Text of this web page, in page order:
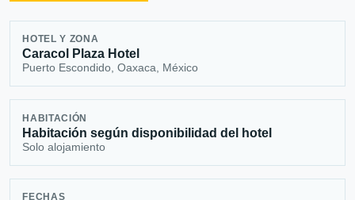
HOTEL Y ZONA
Caracol Plaza Hotel
Puerto Escondido, Oaxaca, México
HABITACIÓN
Habitación según disponibilidad del hotel
Solo alojamiento
FECHAS